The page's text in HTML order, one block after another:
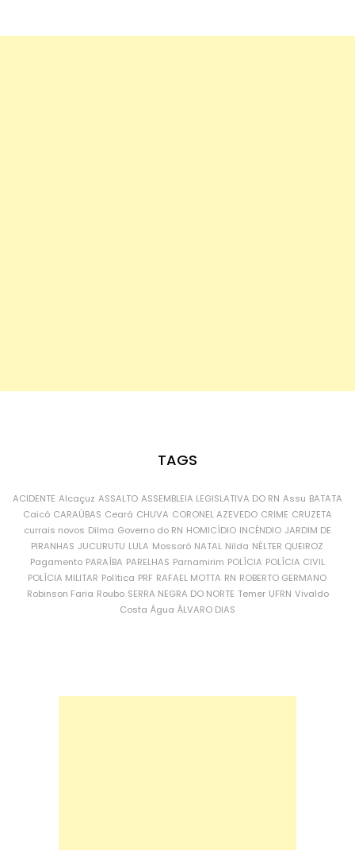
TAGS
ACIDENTE Alcaçuz ASSALTO ASSEMBLEIA LEGISLATIVA DO RN Assu BATATA
Caicó CARAÚBAS Ceará CHUVA CORONEL AZEVEDO CRIME CRUZETA
currais novos Dilma Governo do RN HOMICÍDIO INCÊNDIO JARDIM DE
PIRANHAS JUCURUTU LULA Mossoró NATAL Nilda NÉLTER QUEIROZ
Pagamento PARAÍBA PARELHAS Parnamirim POLÍCIA POLÍCIA CIVIL
POLÍCIA MILITAR Política PRF RAFAEL MOTTA RN ROBERTO GERMANO
Robinson Faria Roubo SERRA NEGRA DO NORTE Temer UFRN Vivaldo
Costa Água ÁLVARO DIAS